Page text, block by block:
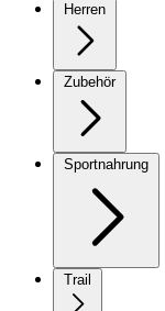
Herren
Zubehör
Sportnahrung
Trail